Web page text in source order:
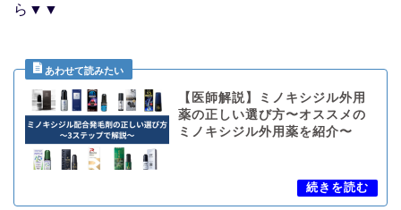
ら▼▼
【医師解説】ミノキシジル外用
薬の正しい選び方〜オススメの
ミノキシジル外用薬を紹介〜